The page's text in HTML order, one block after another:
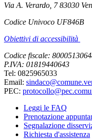
Via A. Verardo, 7 83030
Codice Univoco UF846B
Obiettivi di accessibilità
Codice fiscale:
P.IVA: 01819440643
Tel: 0825965033
Email:
PEC:
Leggi le FAQ
Prenotazione
Segnalazione
Richiesta d'assistenza